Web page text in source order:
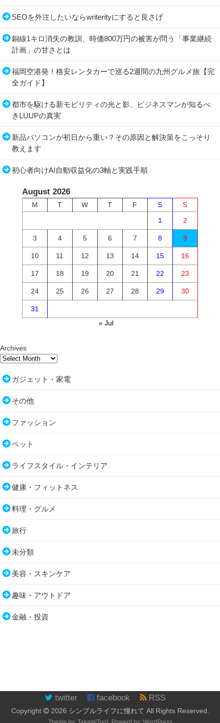
SEOを外注したいならwriterityにすると良さげ
銅線1キロ消失の教訓、時価800万円の被害が問う「事業継続
計画」の甘さとは
福岡空港発！格安レンタカーで巡る2週間の九州グルメ旅【完
全ガイド】
都市を駆ける新モビリティの光と影、ビジネスマンが知るべ
きLUUPの真実
新品パソコンが初日から重い？その原因と解決策をこっそり
教えます
初心者向けAI自動収益化の3軸と実践手順
August 2026
M T W T F S
S
1
2
3 4 5 6 7 8 9
10 11 12 13 14 15 16
17 18 19 20 21 22 23
24 25 26 27 28 29 30
31
« Jul
Archives
ガジェット・家電
その他
ファッション
ペット
ライフスタイル・インテリア
健康・フィットネス
料理・グルメ
旅行
未分類
美容・スキンケア
趣味・アウトドア
金融・投資
twitter facebook RSS
Copyright 2026 シンプルライフに憧れて All Rights Reserved.